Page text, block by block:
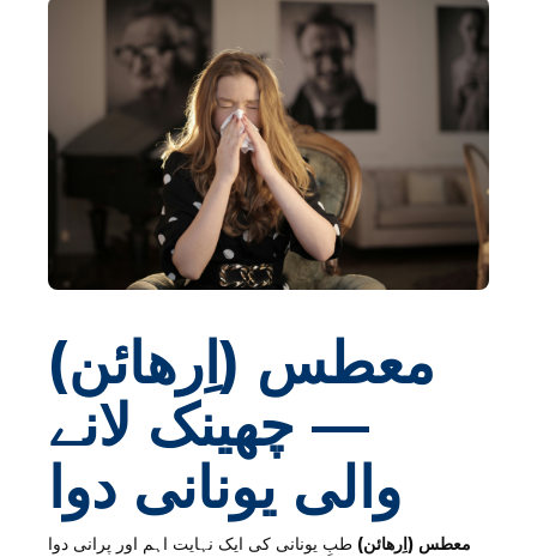
معطس (اِرهائن)
— چھینک لانے
والی یونانی دوا
معطس (اِرهائن) طبِ یونانی کی ایک نہایت اہم اور پرانی دوا